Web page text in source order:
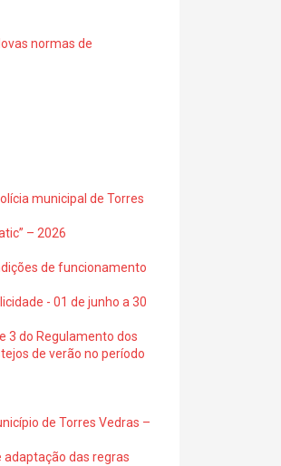
normas de
municipal de Torres
– 2026
de funcionamento
- 01 de junho a 30
3 do Regulamento dos
de verão no período
de Torres Vedras –
adaptação das regras